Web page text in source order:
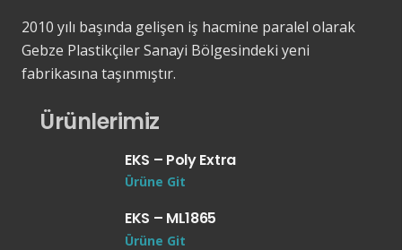
2010 yılı başında gelişen iş hacmine paralel olarak
Gebze Plastikçiler Sanayi Bölgesindeki yeni
fabrikasına taşınmıştır.
Ürünlerimiz
EKS – Poly Extra
Ürüne Git
EKS – ML1865
Ürüne Git